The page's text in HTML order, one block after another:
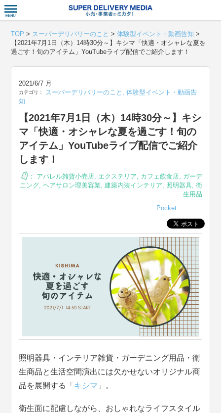
TOP > スーパーデリバリーのこと >体験型イベント・動画告知 >
【2021年7月1日（木）14時30分～】キシマ「快適・オシャレな夏を
過ごす！旬のアイテム」YouTubeライブ配信でご紹介します！
2021/6/7 月
カテゴリ： スーパーデリバリーのこと ,体験型イベント・動画告
知
【2021年7月1日（木）14時30分～】キシ
マ「快適・オシャレな夏を過ごす！旬の
アイテム」YouTubeライブ配信でご紹介
します！
： アパレル雑貨小売店, エクステリア, カフェ飲食店, ガーデ
ニング, ヘアサロン理美容業, 建築内装インテリア, 照明器具, 衛
生用品
Pocket
照明器具・インテリア雑貨・ガーデニング用品・衛
生商品と生活空間演出には欠かせないオリジナル商
品を展開する「 キシマ 」。
衛生面に配慮しながら、おしゃれなライフスタイル